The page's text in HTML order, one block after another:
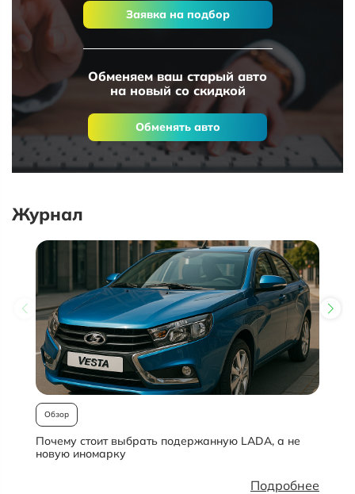
Заявка на подбор
Обменяем ваш старый авто
на новый со скидкой
Обменять авто
Журнал
Обзор
Почему стоит выбрать подержанную LADA, а не
новую иномарку
Подробнее